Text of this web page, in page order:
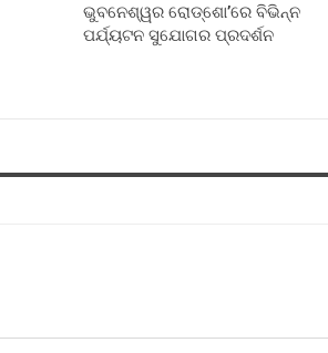
ଭୁବନେଶ୍ୱର ରୋଡ୍‌ଶୋ’ରେ ବିଭିନ୍ନ
ପର୍ଯ୍ୟଟନ ସୁଯୋଗର ପ୍ରଦର୍ଶନ